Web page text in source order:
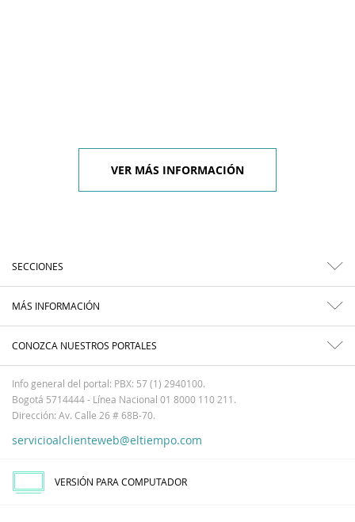
VER MÁS INFORMACIÓN
SECCIONES
MÁS INFORMACIÓN
CONOZCA NUESTROS PORTALES
Info general del portal: PBX: 57 (1) 2940100.
Bogotá 5714444 - Línea Nacional 01 8000 110 211.
Dirección: Av. Calle 26 # 68B-70.
servicioalclienteweb@eltiempo.com
VERSIÓN PARA COMPUTADOR